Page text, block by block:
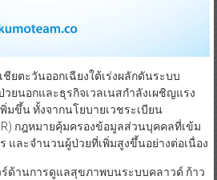
ชียตะวันออกเฉียงใต้เร่งผลักดันระบบ
นอกและธุรกิจเวลเนสกำลังเผชิญแรง
มขึ้น ทั้งจากนโยบายเวชระเบียน
กฎหมายคุ้มครองข้อมูลส่วนบุคคลที่เข้ม
และจำนวนผู้ป่วยที่เพิ่มสูงขึ้นอย่างต่อเนื่อง
ด้านการดูแลสุขภาพบนระบบคลาวด์ ก้าว